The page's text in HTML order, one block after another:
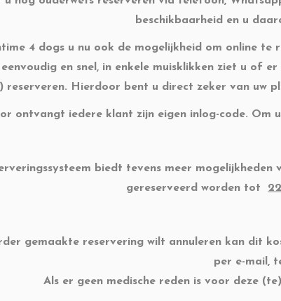
beschikbaarheid en u
4 dogs u nu ook de mogelijkheid om online
en snel, in enkele muisklikken ziet u of
reserveren. Hierdoor bent u direct zeker van uw
ontvangt iedere klant zijn eigen inlog-code. Om
biedt tevens meer
gereserveerd worden tot
gemaakte reservering wilt annuleren kan dit
per e-mail,
Als er geen medische reden is voor deze